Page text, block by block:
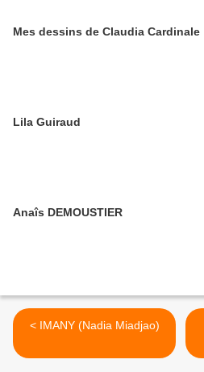
Mes dessins de Claudia Cardinale
Lila Guiraud
Anaîs DEMOUSTIER
< IMANY (Nadia Miadjao)